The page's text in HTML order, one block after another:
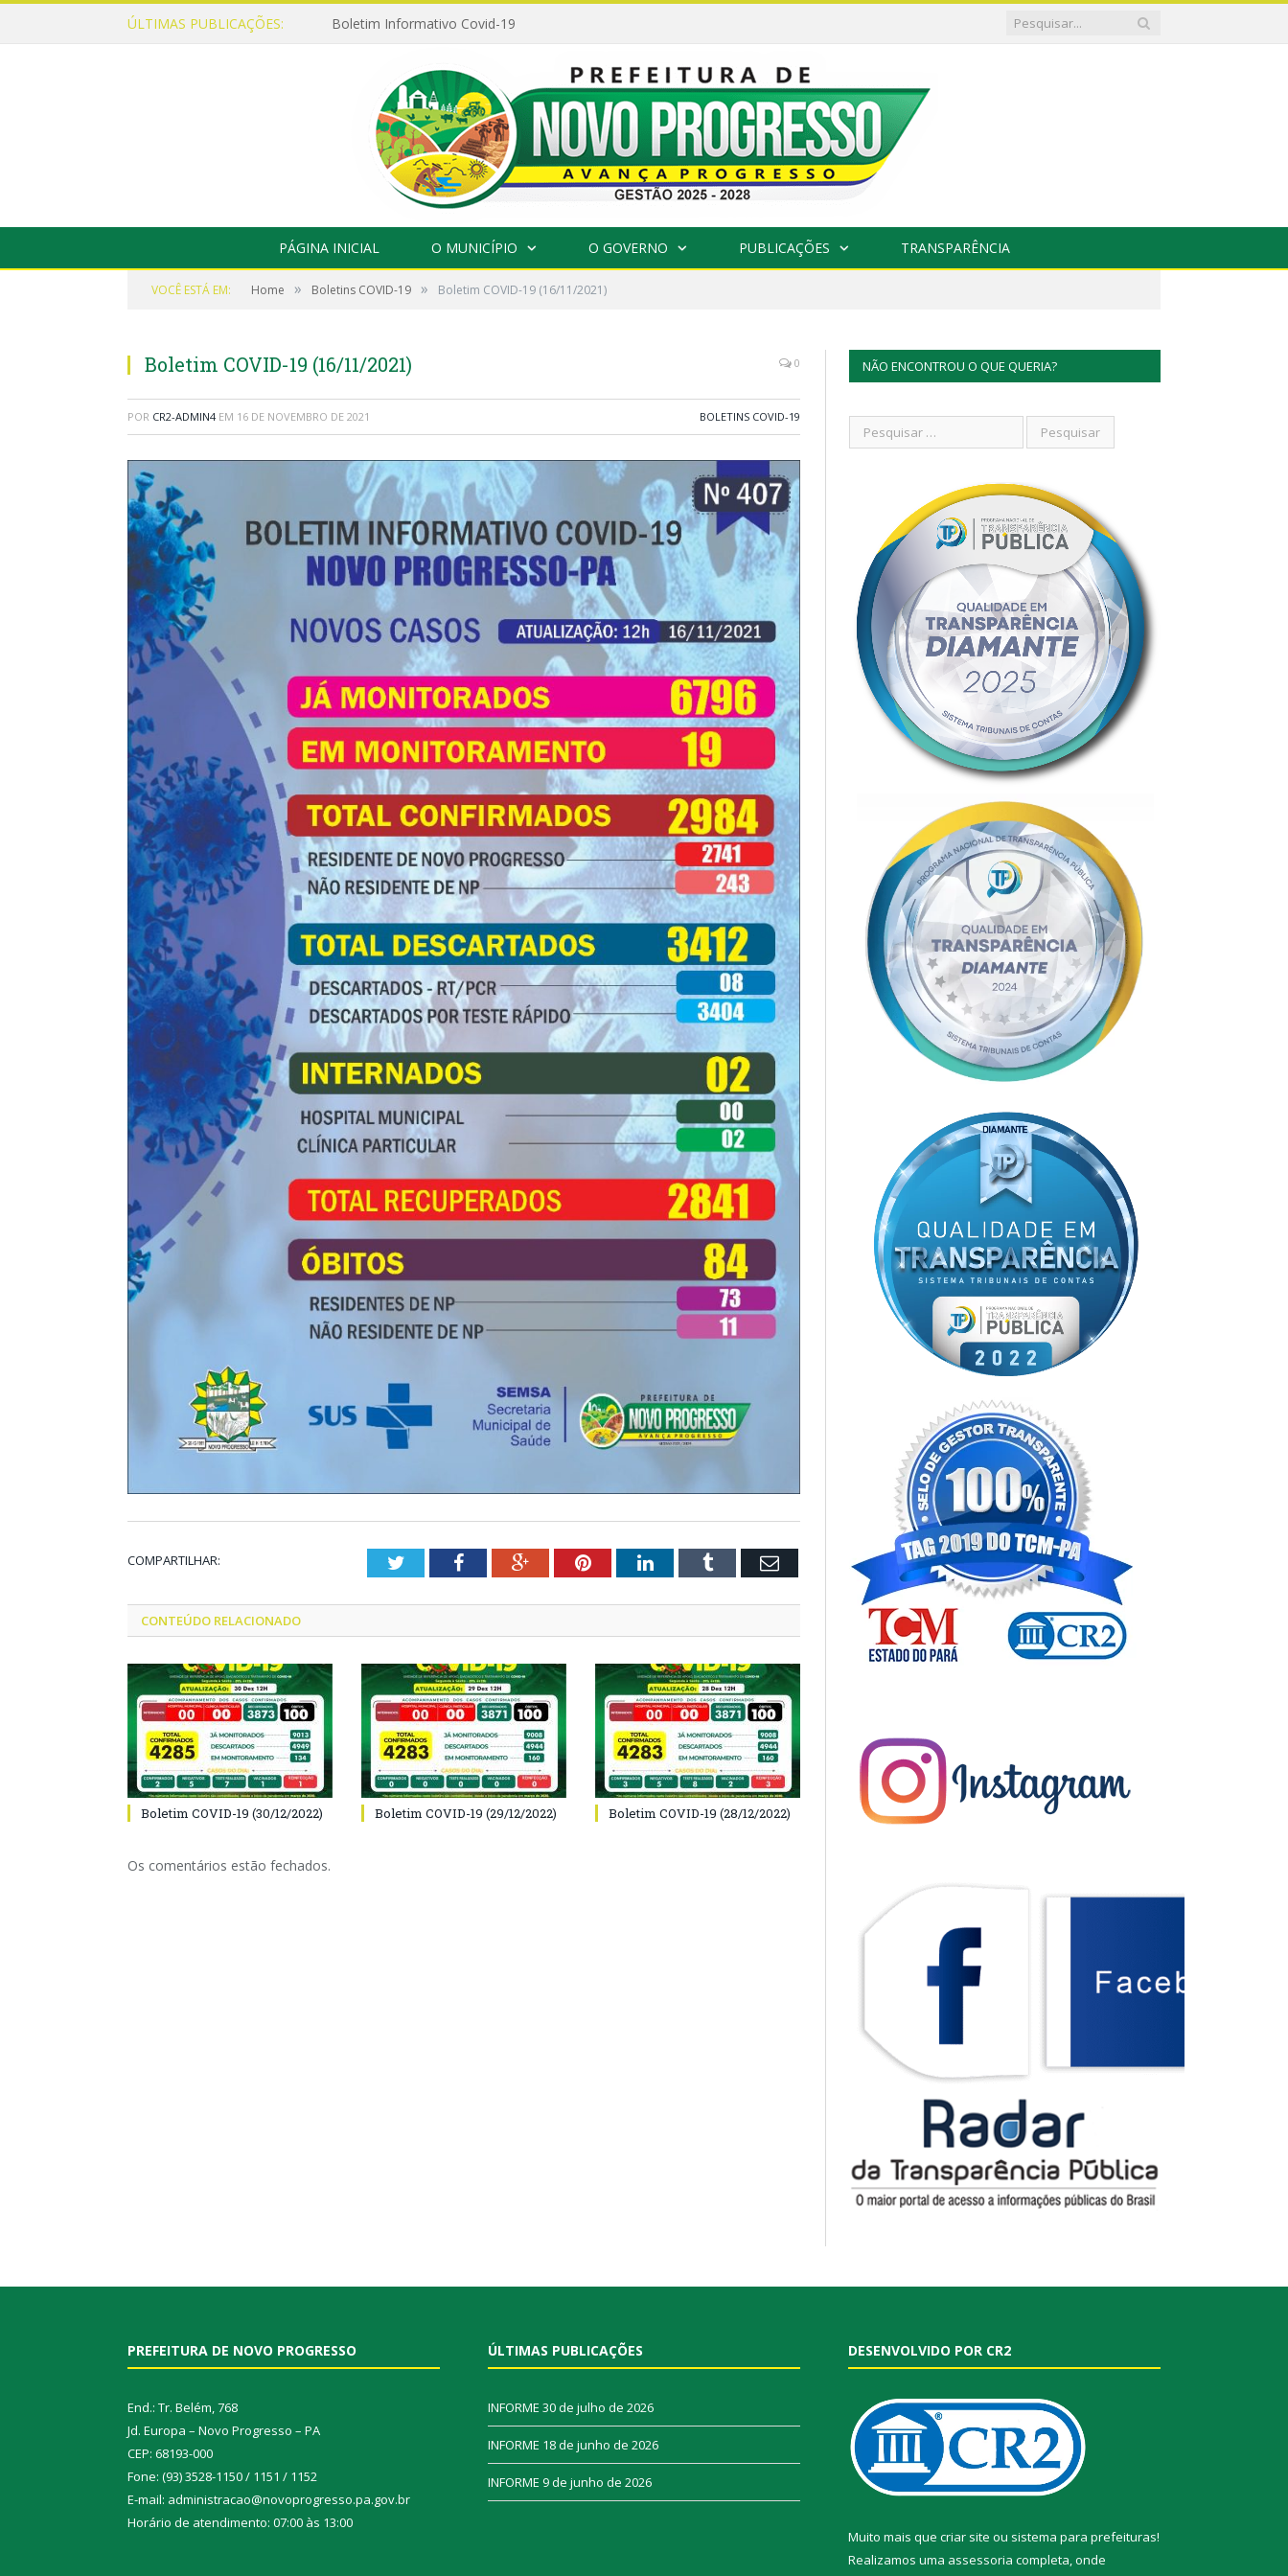
ÚLTIMAS PUBLICAÇÕES: Boletim Informativo Covid-19
PÁGINA INICIAL O MUNICÍPIO O GOVERNO PUBLICAÇÕES TRANSPARÊNCIA
VOCÊ ESTÁ EM: Home » Boletins COVID-19 » Boletim COVID-19 (16/11/2021)
Boletim COVID-19 (16/11/2021) 0
POR CR2-ADMIN4 EM 16 DE NOVEMBRO DE 2021 BOLETINS COVID-19
COMPARTILHAR: TwitterFacebookGoogle+PinterestLinkedInTumblr Email
CONTEÚDO RELACIONADO
Boletim COVID-19 (30/12/2022) Boletim COVID-19 (29/12/2022) Boletim COVID-19 (28/12/2022)
Os comentários estão fechados.
NÃO ENCONTROU O QUE QUERIA?
PREFEITURA DE NOVO PROGRESSO
End.: Tr. Belém, 768
Jd. Europa – Novo Progresso – PA
CEP: 68193-000
Fone: (93) 3528-1150 / 1151 / 1152
E-mail: administracao@novoprogresso.pa.gov.br
Horário de atendimento: 07:00 às 13:00
ÚLTIMAS PUBLICAÇÕES
INFORME 30 de julho de 2026
INFORME 18 de junho de 2026
INFORME 9 de junho de 2026
DESENVOLVIDO POR CR2
Muito mais que criar site ou sistema para prefeituras!
Realizamos uma assessoria completa, onde